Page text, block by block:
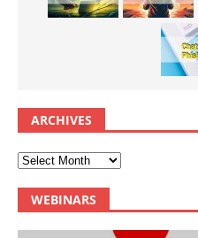
ARCHIVES
WEBINARS